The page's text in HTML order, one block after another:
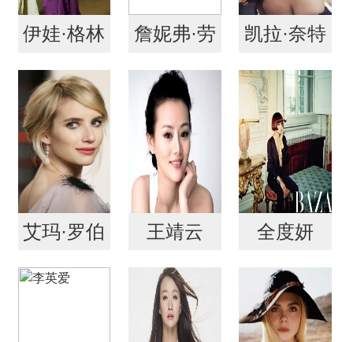
伊娃·格林
詹妮弗·劳
伦斯
凯拉·奈特
莉
艾玛·罗伯
茨
王靖云 全度妍